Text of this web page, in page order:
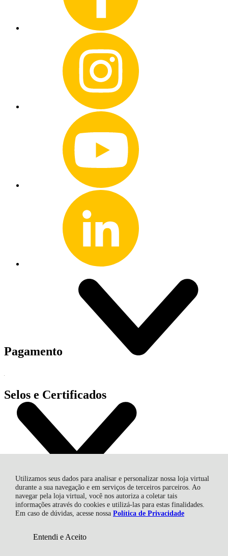
Utilizamos seus dados para analisar e personalizar nossa loja virtual
durante a sua navegação e em serviços de terceiros parceiros. Ao
navegar pela loja virtual, você nos autoriza a coletar tais
informações através do cookies e utilizá-las para estas finalidades.
Em caso de dúvidas, acesse nossa Política de Privacidade
Entendi e Aceito
Pagamento
Selos e Certificados
MAURICIO MAGNE ME, Avenida Sara Kubitscheck - 685 -
CNPJ: 23.509.902/0001-53 | © Todos os direitos reservados - Lirio